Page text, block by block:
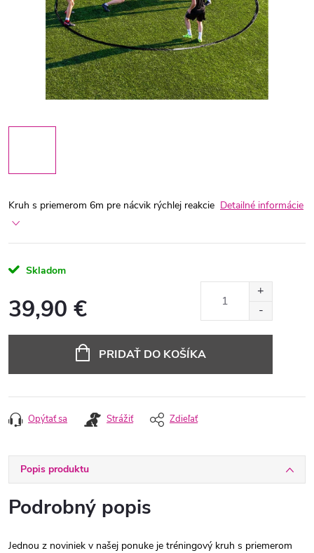
Kruh s priemerom 6m pre nácvik rýchlej reakcie Detailné informácie
Skladom
39,90 €
PRIDAŤ DO KOŠÍKA
Opýtať sa Strážiť Zdieľať
Popis produktu
Podrobný popis
Jednou z noviniek v našej ponuke je tréningový kruh s priemerom